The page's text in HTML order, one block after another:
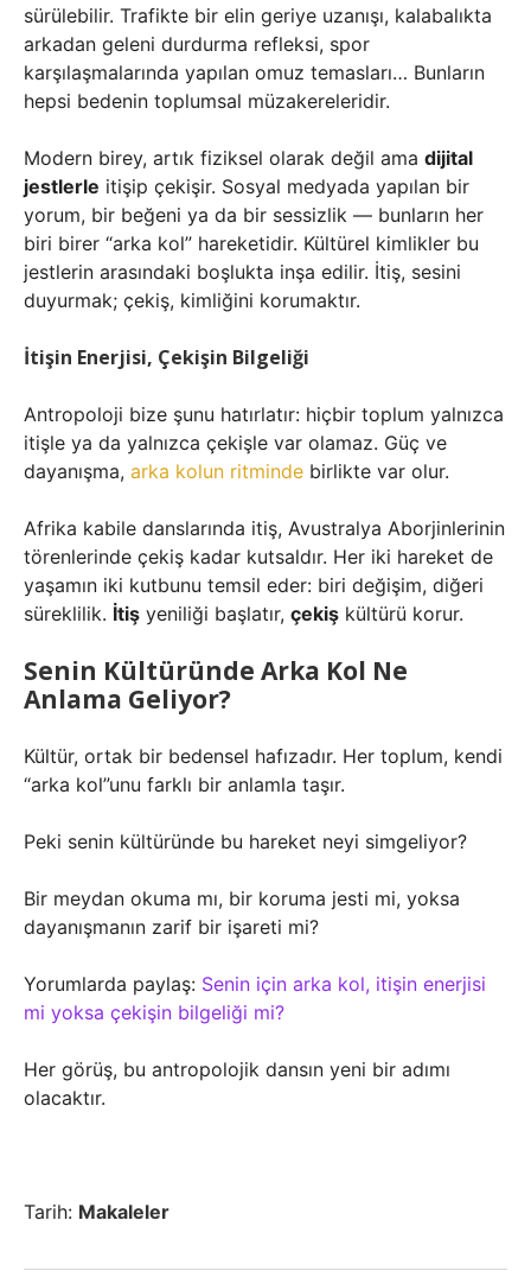
sürülebilir. Trafikte bir elin geriye uzanışı, kalabalıkta
arkadan geleni durdurma refleksi, spor
karşılaşmalarında yapılan omuz temasları… Bunların
hepsi bedenin toplumsal müzakereleridir.
Modern birey, artık fiziksel olarak değil ama dijital
jestlerle itişip çekişir. Sosyal medyada yapılan bir
yorum, bir beğeni ya da bir sessizlik — bunların her
biri birer “arka kol” hareketidir. Kültürel kimlikler bu
jestlerin arasındaki boşlukta inşa edilir. İtiş, sesini
duyurmak; çekiş, kimliğini korumaktır.
İtişin Enerjisi, Çekişin Bilgeliği
Antropoloji bize şunu hatırlatır: hiçbir toplum yalnızca
itişle ya da yalnızca çekişle var olamaz. Güç ve
dayanışma, arka kolun ritminde birlikte var olur.
Afrika kabile danslarında itiş, Avustralya Aborjinlerinin
törenlerinde çekiş kadar kutsaldır. Her iki hareket de
yaşamın iki kutbunu temsil eder: biri değişim, diğeri
süreklilik. İtiş yeniliği başlatır, çekiş kültürü korur.
Senin Kültüründe Arka Kol Ne
Anlama Geliyor?
Kültür, ortak bir bedensel hafızadır. Her toplum, kendi
“arka kol”unu farklı bir anlamla taşır.
Peki senin kültüründe bu hareket neyi simgeliyor?
Bir meydan okuma mı, bir koruma jesti mi, yoksa
dayanışmanın zarif bir işareti mi?
Yorumlarda paylaş: Senin için arka kol, itişin enerjisi
mi yoksa çekişin bilgeliği mi?
Her görüş, bu antropolojik dansın yeni bir adımı
olacaktır.
Tarih: Makaleler